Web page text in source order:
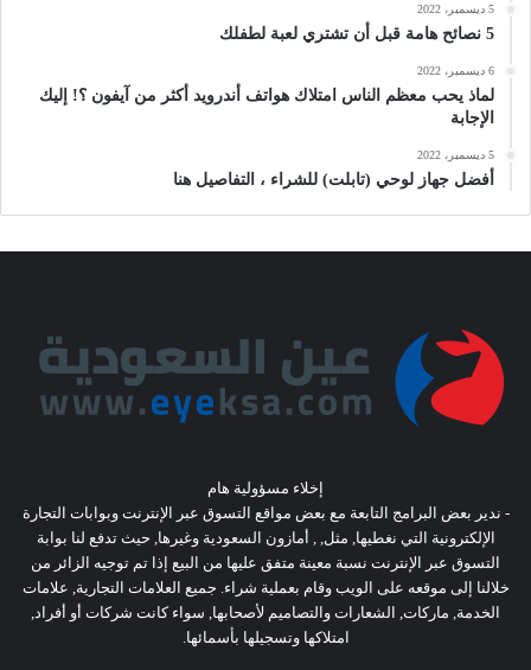
5 ديسمبر، 2022
5 نصائح هامة قبل أن تشتري لعبة لطفلك
6 ديسمبر، 2022
لماذ يحب معظم الناس امتلاك هواتف أندرويد أكثر من آيفون ؟! إليك
الإجابة
5 ديسمبر، 2022
أفضل جهاز لوحي (تابلت) للشراء ، التفاصيل هنا
إخلاء مسؤولية هام
- ندير بعض البرامج التابعة مع بعض مواقع التسوق عبر الإنترنت وبوابات التجارة
الإلكترونية التي نغطيها, مثل, , أمازون السعودية وغيرها, حيث تدفع لنا بوابة
التسوق عبر الإنترنت نسبة معينة متفق عليها من البيع إذا تم توجيه الزائر من
خلالنا إلى موقعه على الويب وقام بعملية شراء. جميع العلامات التجارية, علامات
الخدمة, ماركات, الشعارات والتصاميم لأصحابها, سواء كانت شركات أو أفراد,
امتلاكها وتسجيلها بأسمائها.